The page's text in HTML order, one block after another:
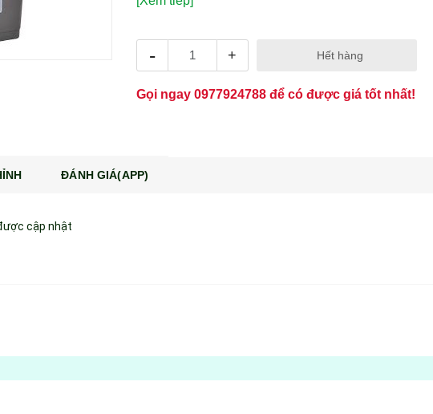
- + Hết hàng
Gọi ngay 0977924788để có được giá tốt nhất!
ĐÁNH GIÁ(APP)
cập nhật